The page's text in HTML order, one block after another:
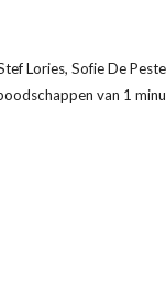
Lories, Sofie De
van 1